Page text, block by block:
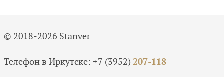
© 2018-2026 Stanver
Телефон в Иркутске: +7 (3952) 207-118